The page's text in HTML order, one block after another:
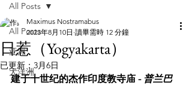
All Posts
亚洲
大洋洲
All Posts
日惹（Yogyakarta）
Maximus Nostramabus
2023年8月10日 讀畢需時 12 分鐘
已更新：3月6日
建于十世纪的杰作印度教寺庙 - 普兰巴